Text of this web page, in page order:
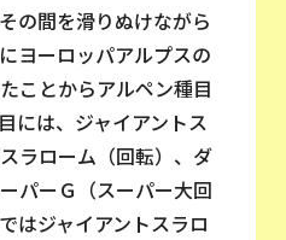
の間を滑りぬけながら
ヨーロッパアルプスの
ことからアルペン種目
には、ジャイアントス
ラローム（回転）、ダ
パーＧ（スーパー大回
はジャイアントスラロ